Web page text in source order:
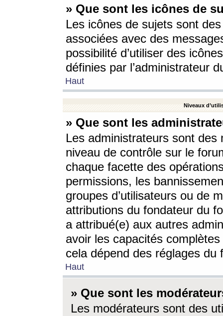
» Que sont les icônes de
Les icônes de sujets sont
associées avec des
possibilité d’utiliser des
définies par l’administrateur
Haut
Niveaux
» Que sont les
Les administrateurs sont
niveau de contrôle sur le
chaque facette des
permissions, les
groupes d’utilisateurs ou de
attributions du fondateur du
a attribué(e) aux autres
avoir les capacités
cela dépend des réglages du
Haut
» Que sont les
Les modérateurs sont des